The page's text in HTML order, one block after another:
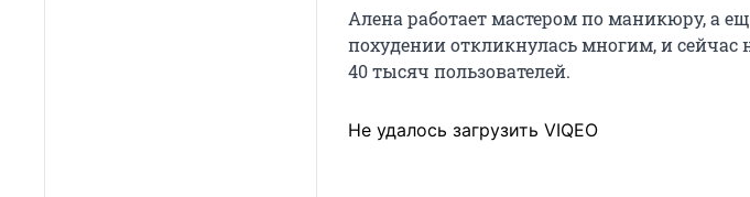
Алена работает мастером по маникюру, а
похудении откликнулась многим, и сейчас
40тысяч пользователей.
Не удалось загрузить VIQEO